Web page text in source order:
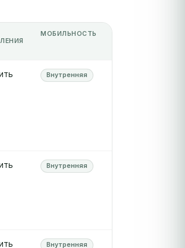
МОБИЛЬНОСТЬ
Внутренняя
Внутренняя
Внутренняя